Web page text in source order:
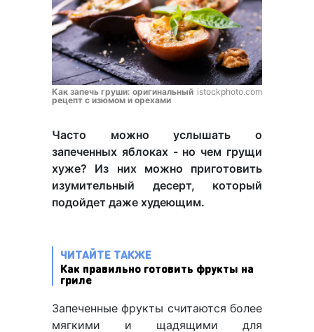
Как запечь груши: оригинальный
рецепт с изюмом и орехами
istockphoto.com
Часто можно услышать о
запеченных яблоках - но чем грущи
хуже? Из них можно приготовить
изумительный десерт, который
подойдет даже худеющим.
ЧИТАЙТЕ ТАКЖЕ
Как правильно готовить фрукты на
гриле
Запеченные фрукты считаются более
мягкими и щадящими для